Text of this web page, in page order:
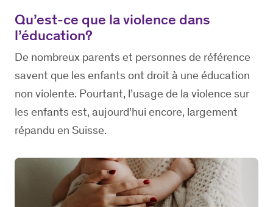
Qu’est-ce que la violence dans
l’éducation?
De nombreux parents et personnes de référence
savent que les enfants ont droit à une éducation
non violente. Pourtant, l’usage de la violence sur
les enfants est, aujourd’hui encore, largement
répandu en Suisse.